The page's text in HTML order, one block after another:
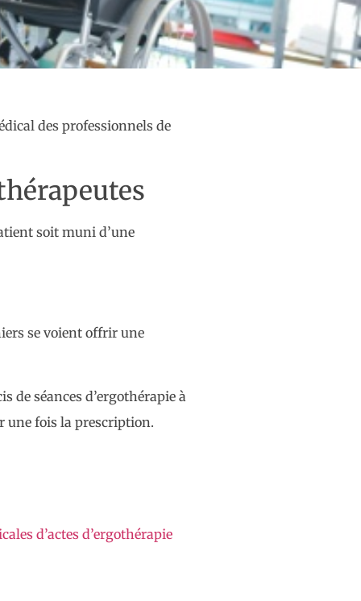
des professionnels de
soit muni d’une
se voient offrir une
de séances d’ergothérapie à
une fois la prescription.
d’actes d’ergothérapie